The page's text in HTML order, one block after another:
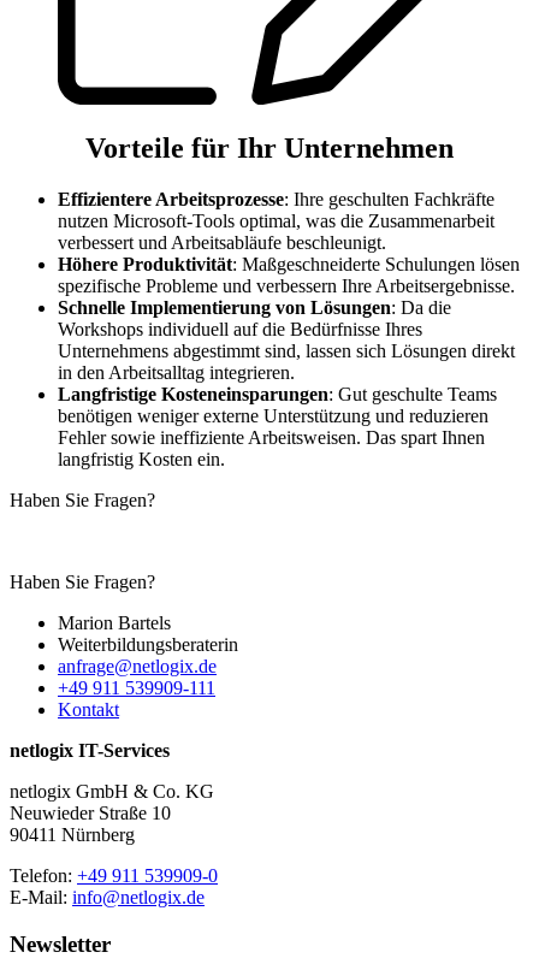
Vorteile für Ihr Unternehmen
Effizientere Arbeitsprozesse: Ihre geschulten Fachkräfte
nutzen Microsoft-Tools optimal, was die Zusammenarbeit
verbessert und Arbeitsabläufe beschleunigt.
Höhere Produktivität: Maßgeschneiderte Schulungen lösen
spezifische Probleme und verbessern Ihre Arbeitsergebnisse.
Schnelle Implementierung von Lösungen: Da die
Workshops individuell auf die Bedürfnisse Ihres
Unternehmens abgestimmt sind, lassen sich Lösungen direkt
in den Arbeitsalltag integrieren.
Langfristige Kosteneinsparungen: Gut geschulte Teams
benötigen weniger externe Unterstützung und reduzieren
Fehler sowie ineffiziente Arbeitsweisen. Das spart Ihnen
langfristig Kosten ein.
Haben Sie Fragen?
Haben Sie Fragen?
Marion Bartels
Weiterbildungs­beraterin
anfrage@netlogix.de
+49 911 539909-111
Kontakt
netlogix IT-Services
netlogix GmbH & Co. KG
Neuwieder Straße 10
90411 Nürnberg
Telefon: +49 911 539909-0
E-Mail: info@netlogix.de
Newsletter